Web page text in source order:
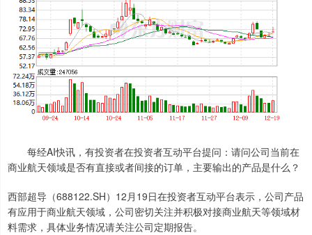
每经AI快讯，有投资者在投资者互动平台提问：请问公司当前在
商业航天领域是否有直接或者间接的订单，主要输出的产品是什么？
西部超导（688122.SH）12月19日在投资者互动平台表示，公司产品
有应用于商业航天领域，公司密切关注并积极对接商业航天等领域材
料需求，具体业务情况请关注公司定期报告。